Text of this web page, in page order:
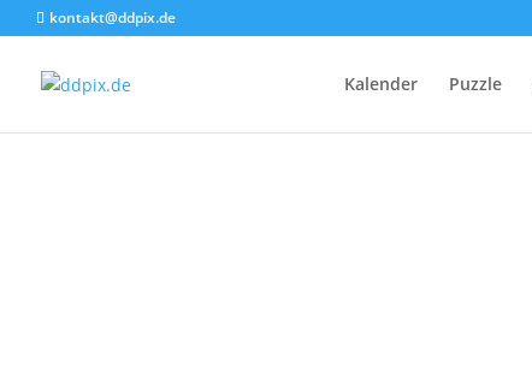
kontakt@ddpix.de
Kalender Puzzle